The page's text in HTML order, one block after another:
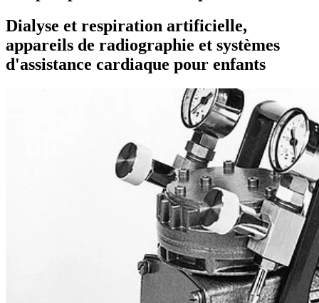
Dialyse et respiration artificielle,
appareils de radiographie et systèmes
d'assistance cardiaque pour enfants